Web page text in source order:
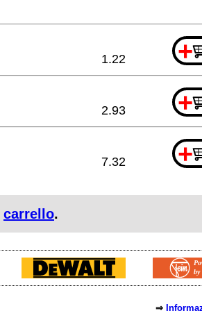
+
1.22
+
2.93
+
7.32
carrello.
⇒